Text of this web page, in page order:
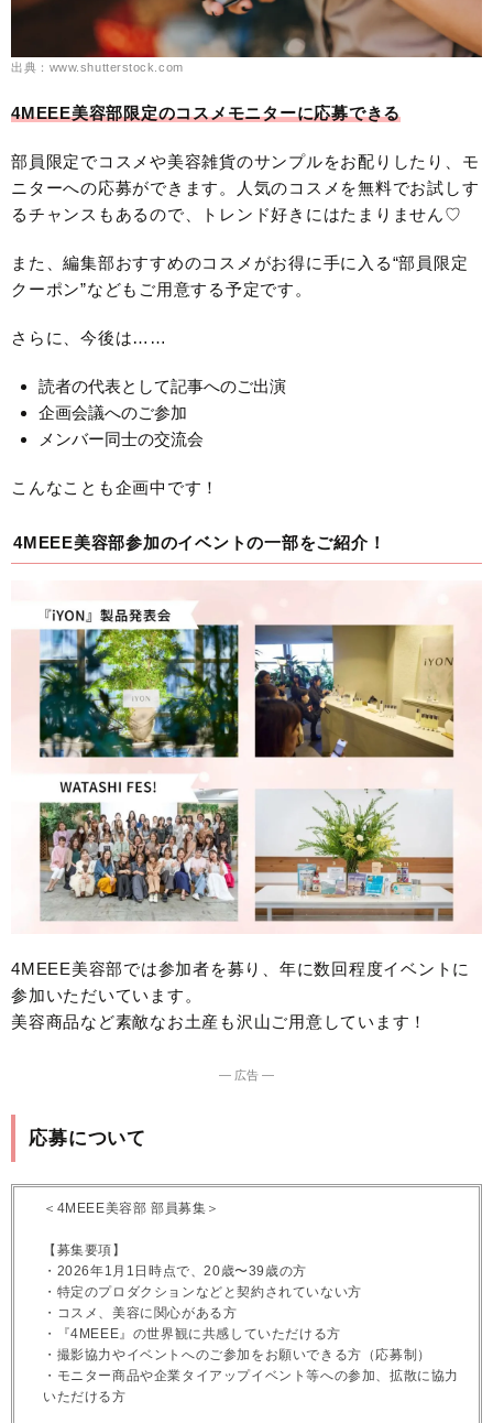
出典：www.shutterstock.com
4MEEE美容部限定のコスメモニターに応募できる
部員限定でコスメや美容雑貨のサンプルをお配りしたり、モ
ニターへの応募ができます。人気のコスメを無料でお試しす
るチャンスもあるので、トレンド好きにはたまりません♡
また、編集部おすすめのコスメがお得に手に入る“部員限定
クーポン”などもご用意する予定です。
さらに、今後は……
読者の代表として記事へのご出演
企画会議へのご参加
メンバー同士の交流会
こんなことも企画中です！
4MEEE美容部参加のイベントの一部をご紹介！
4MEEE美容部では参加者を募り、年に数回程度イベントに
参加いただいています。
美容商品など素敵なお土産も沢山ご用意しています！
― 広告 ―
応募について
＜4MEEE美容部 部員募集＞
【募集要項】
・2026年1月1日時点で、20歳〜39歳の方
・特定のプロダクションなどと契約されていない方
・コスメ、美容に関心がある方
・『4MEEE』の世界観に共感していただける方
・撮影協力やイベントへのご参加をお願いできる方（応募制）
・モニター商品や企業タイアップイベント等への参加、拡散に協力
いただける方